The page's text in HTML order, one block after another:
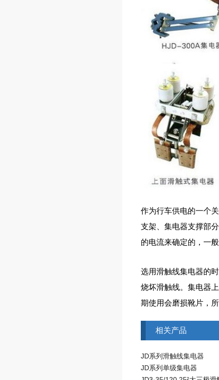
作为行车供电的一个
支架、集电器支撑部
的电流来确定的，一
选用滑触线集电器的
烧坏滑触线。集电器
期使用会磨损靴片，
相关产品
JD系列滑触线集电器
JD系列单级集电器